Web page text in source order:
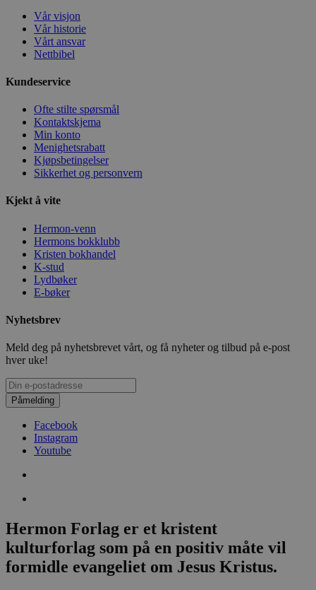
Vår visjon
Vår historie
Vårt ansvar
Nettbibel
Kundeservice
Ofte stilte spørsmål
Kontaktskjema
Min konto
Menighetsrabatt
Kjøpsbetingelser
Sikkerhet og personvern
Kjekt å vite
Hermon-venn
Hermons bokklubb
Kristen bokhandel
K-stud
Lydbøker
E-bøker
Nyhetsbrev
Meld deg på nyhetsbrevet vårt, og få nyheter og tilbud på e-post
hver uke!
Påmelding
Facebook
Instagram
Youtube
Hermon Forlag er et kristent
kulturforlag som på en positiv måte vil
formidle evangeliet om Jesus Kristus.